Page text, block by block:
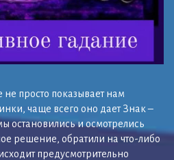
просто показывает нам
чаще всего оно дает Знак –
остановились и осмотрелись
решение, обратили на что-либо
предусмотрительно